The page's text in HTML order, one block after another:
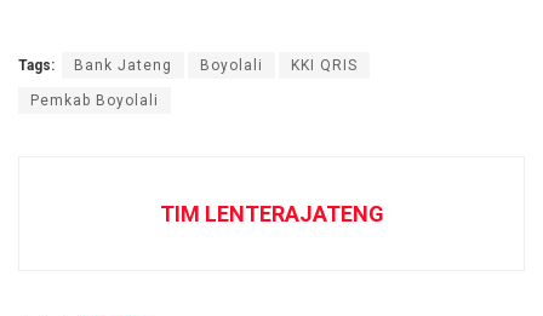
Tags: Bank Jateng Boyolali KKI QRIS
Pemkab Boyolali
TIM LENTERAJATENG